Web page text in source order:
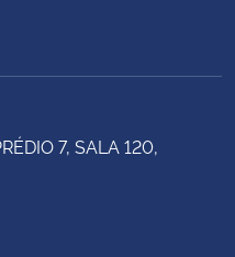
7, SALA 120,